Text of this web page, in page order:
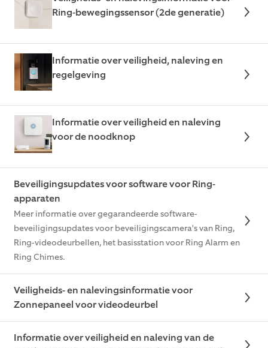
Ring-bewegingssensor (2de generatie)
Informatie over veiligheid, naleving en
regelgeving
Informatie over veiligheid en naleving
voor de noodknop
Beveiligingsupdates voor software voor Ring-
apparaten
Meer informatie over gegarandeerde software-
beveiligingsupdates voor beveiligingscamera's van Ring,
Ring-videodeurbellen, het basisstation voor Ring Alarm en
Ring Chimes.
Veiligheids- en nalevingsinformatie voor
Zonnepaneel voor videodeurbel
Informatie over veiligheid en naleving van de